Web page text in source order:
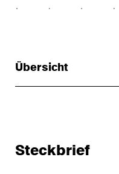
Übersicht
Steckbrief